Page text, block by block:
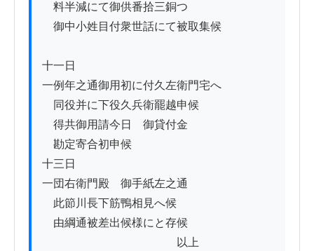
料半減にて御供番拾三銅つゝ
御中小姓目付衆世話にて被取集候
十一日
一例年之通御用初に付久左衛門宅へ
同役并に下役久兵衛罷越申候
得共御用請今日ゟ御貸付金
勘定寄合初申候
十三日
一団右衛門殿ゟ御手紙左之通
此節川長下筋鴨相見へ候
由綱通被差出候様にと存候
以上